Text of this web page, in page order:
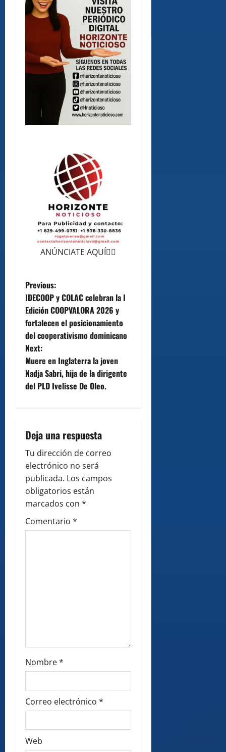
ANÚNCIATE AQUÍ👆🏻
P
o
s
t
n
a
i
g
a
t
i
Previous:
IDECOOP y COLAC celebran la I
Edición COOPVALORA 2026 y
fortalecen el posicionamiento
del cooperativismo dominicano
Next:
Muere en Inglaterra la joven
Nadja Sabri, hija de la dirigente
del PLD Ivelisse De Oleo.
Deja una respuesta
Tu dirección de correo
electrónico no será
publicada. Los campos
obligatorios están
marcados con *
Comentario *
Nombre*
Correo electrónico *
Web